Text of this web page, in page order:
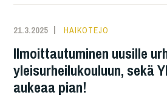
21.3.2025 HAIKOTEJO
Ilmoittautuminen uusille
yleisurheilukouluun, sekä
aukeaa pian!